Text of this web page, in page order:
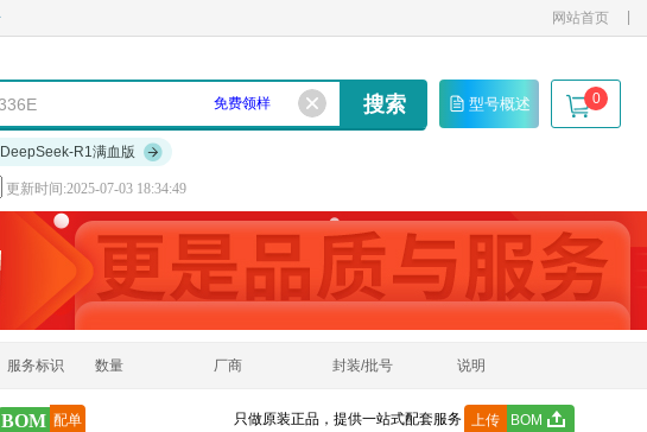
网站首页
免费领样 型号概述 0
R1满血版
更新时间:2025-07-03 18:34:49
服务标识 数量 厂商 封装/批号 说明
BOM 配单 只做原装正品，提供一站式配套服务 上传 BOM